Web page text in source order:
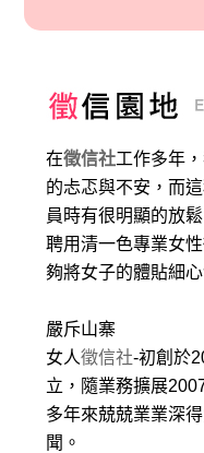
在徵信社工作多年
的忐忑與不安，而
員時有很明顯的放
聘用清一色專業女
夠將女子的體貼細
嚴斥山寨
女人徵信社-初創於
立，隨業務擴展
多年來兢兢業業深
聞。